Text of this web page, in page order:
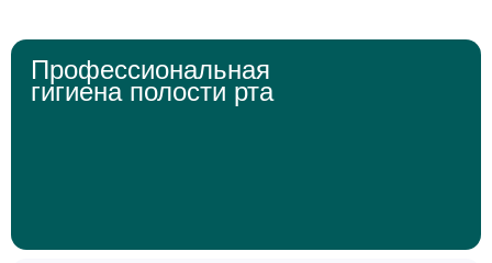
Профессиональная
гигиена полости рта